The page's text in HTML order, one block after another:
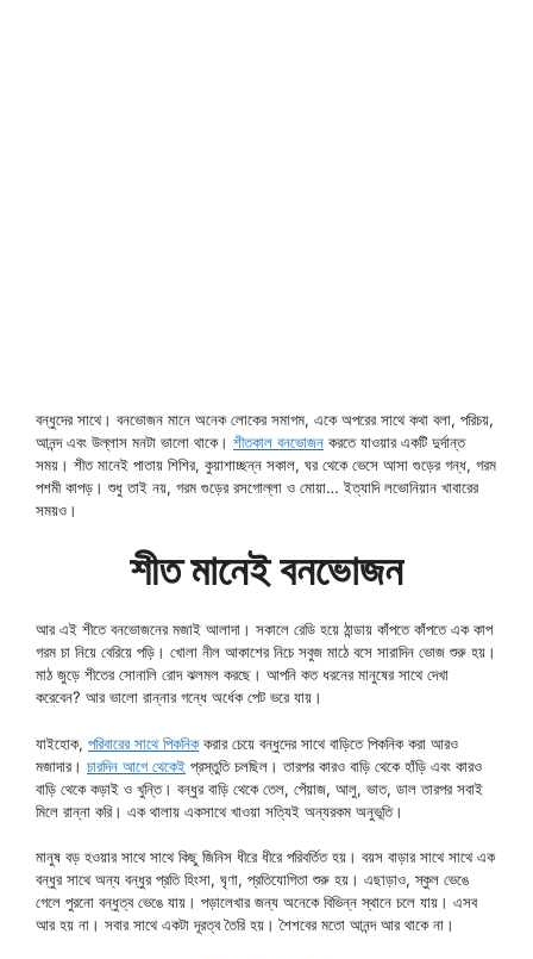
বন্ধুদের সাথে। বনভোজন মানে অনেক লোকের সমাগম, একে অপরের সাথে কথা বলা, পরিচয়,
আনন্দ এবং উল্লাস মনটা ভালো থাকে। শীতকাল বনভোজন করতে যাওয়ার একটি দুর্দান্ত
সময়। শীত মানেই পাতায় শিশির, কুয়াশাচ্ছন্ন সকাল, ঘর থেকে ভেসে আসা গুড়ের গন্ধ, গরম
পশমী কাপড়। শুধু তাই নয়, গরম গুড়ের রসগোল্লা ও মোয়া… ইত্যাদি লভোনিয়ান খাবারের
সময়ও।
শীত মানেই বনভোজন
আর এই শীতে বনভোজনের মজাই আলাদা। সকালে রেডি হয়ে ঠান্ডায় কাঁপতে কাঁপতে এক কাপ
গরম চা নিয়ে বেরিয়ে পড়ি। খোলা নীল আকাশের নিচে সবুজ মাঠে বসে সারাদিন ভোজ শুরু হয়।
মাঠ জুড়ে শীতের সোনালি রোদ ঝলমল করছে। আপনি কত ধরনের মানুষের সাথে দেখা
করেবেন? আর ভালো রান্নার গন্ধে অর্ধেক পেট ভরে যায়।
যাইহোক, পরিবারের সাথে পিকনিককরার চেয়ে বন্ধুদের সাথে বাড়িতে পিকনিক করা আরও
মজাদার। চারদিন আগে থেকেই প্রস্তুতি চলছিল। তারপর কারও বাড়ি থেকে হাঁড়ি এবং কারও
বাড়ি থেকে কড়াই ও খুন্তি। বন্ধুর বাড়ি থেকে তেল, পেঁয়াজ, আলু, ভাত, ডাল তারপর সবাই
মিলে রান্না করি। এক থালায় একসাথে খাওয়া সত্যিই অন্যরকম অনুভূতি।
মানুষ বড় হওয়ার সাথে সাথে কিছু জিনিস ধীরে ধীরে পরিবর্তিত হয়। বয়স বাড়ার সাথে সাথে এক
বন্ধুর সাথে অন্য বন্ধুর প্রতি হিংসা, ঘৃণা, প্রতিযোগিতা শুরু হয়। এছাড়াও, স্কুল ভেঙে
গেলে পুরনো বন্ধুত্ব ভেঙে যায়। পড়ালেখার জন্য অনেকে বিভিন্ন স্থানে চলে যায়। এসব
আর হয় না। সবার সাথে একটা দূরত্ব তৈরি হয়। শৈশবের মতো আনন্দ আর থাকে না।